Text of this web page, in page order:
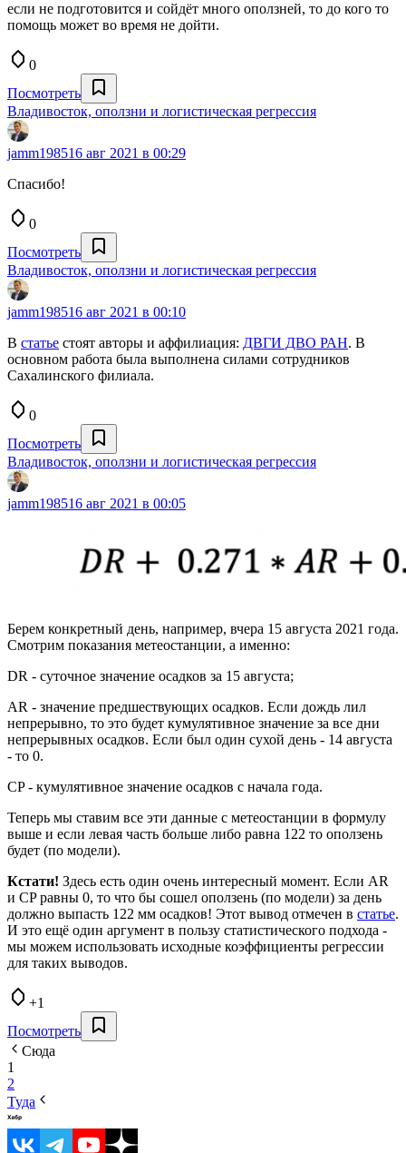
если не подготовится и сойдёт много оползней, то до кого то
помощь может во время не дойти.
0
Посмотреть
Владивосток, оползни и логистическая регрессия
jamm198516 авг 2021 в 00:29
Спасибо!
0
Посмотреть
Владивосток, оползни и логистическая регрессия
jamm198516 авг 2021 в 00:10
В статье стоят авторы и аффилиация: ДВГИ ДВО РАН. В
основном работа была выполнена силами сотрудников
Сахалинского филиала.
0
Посмотреть
Владивосток, оползни и логистическая регрессия
jamm198516 авг 2021 в 00:05
Берем конкретный день, например, вчера 15 августа 2021 года.
Смотрим показания метеостанции, а именно:
DR - суточное значение осадков за 15 августа;
AR - значение предшествующих осадков. Если дождь лил
непрерывно, то это будет кумулятивное значение за все дни
непрерывных осадков. Если был один сухой день - 14 августа
- то 0.
CP - кумулятивное значение осадков с начала года.
Теперь мы ставим все эти данные с метеостанции в формулу
выше и если левая часть больше либо равна 122 то оползень
будет (по модели).
Кстати! Здесь есть один очень интересный момент. Если AR
и CP равны 0, то что бы сошел оползень (по модели) за день
должно выпасть 122 мм осадков! Этот вывод отмечен в статье.
И это ещё один аргумент в пользу статистического подхода -
мы можем использовать исходные коэффициенты регрессии
для таких выводов.
+1
Посмотреть
Сюда
1
2
Туда